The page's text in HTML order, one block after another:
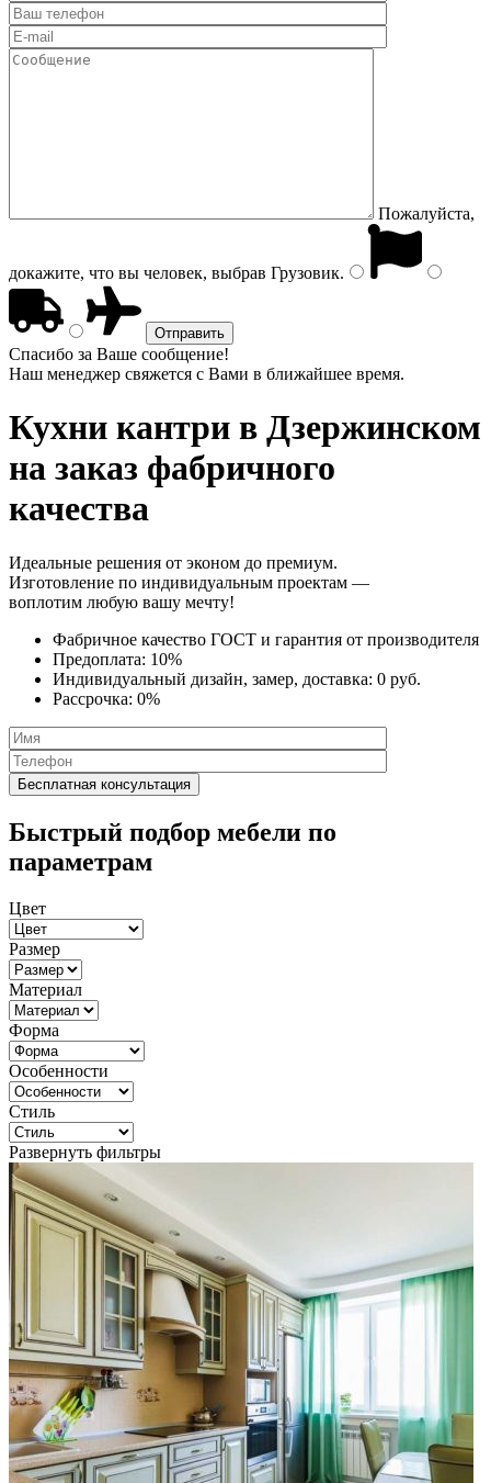
Пожалуйста,
докажите, что вы человек, выбрав Грузовик.
Спасибо за Ваше сообщение!
Наш менеджер свяжется с Вами в ближайшее время.
Кухни кантри в Дзержинском
на заказ фабричного
качества
Идеальные решения от эконом до премиум.
Изготовление по индивидуальным проектам —
воплотим любую вашу мечту!
Фабричное качество ГОСТ и гарантия от производителя
Предоплата: 10%
Индивидуальный дизайн, замер, доставка: 0 руб.
Рассрочка: 0%
Быстрый подбор мебели по
параметрам
Цвет
Размер
Материал
Форма
Особенности
Стиль
Развернуть фильтры